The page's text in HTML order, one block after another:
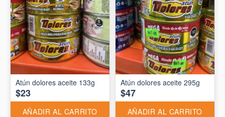
Atún dolores aceite 133g
$23
AÑADIR AL CARRITO
Atún dolores aceite 295g
$47
AÑADIR AL CARRITO